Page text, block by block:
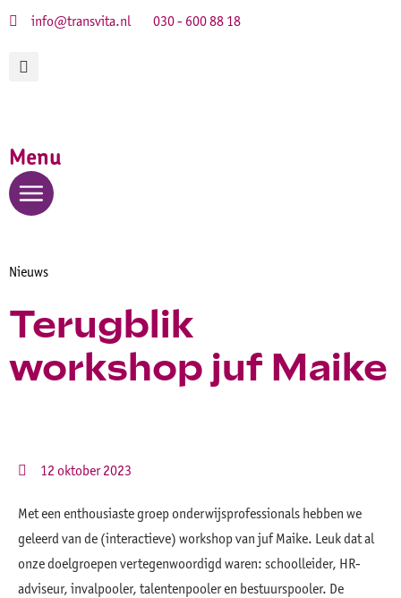
info@transvita.nl 030 - 600 88 18
Menu
Nieuws
Terugblik
workshop juf Maike
12 oktober 2023
Met een enthousiaste groep onderwijsprofessionals hebben we
geleerd van de (interactieve) workshop van juf Maike. Leuk dat al
onze doelgroepen vertegenwoordigd waren: schoolleider, HR-
adviseur, invalpooler, talentenpooler en bestuurspooler. De